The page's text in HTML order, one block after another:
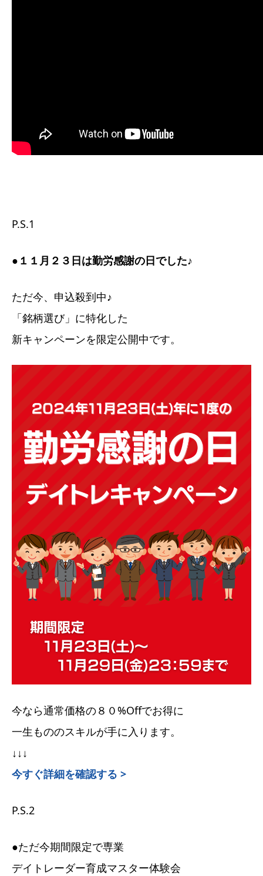
P.S.1
●１１月２３日は勤労感謝の日でした♪
ただ今、申込殺到中♪
「銘柄選び」に特化した
新キャンペーンを限定公開中です。
今なら通常価格の８０%Offでお得に
一生もののスキルが手に入ります。
↓↓↓
今すぐ詳細を確認する >
P.S.2
●ただ今期間限定で専業
デイトレーダー育成マスター体験会